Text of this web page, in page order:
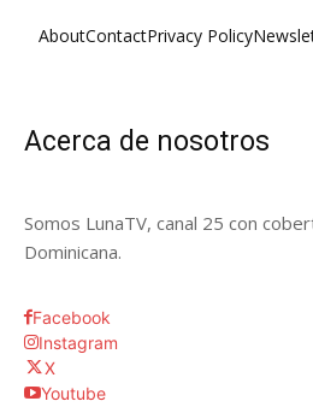
AboutContactPrivacy Policy
Acerca de nosotros
Somos LunaTV, canal 25 con
Dominicana.
Facebook
Instagram
X
Youtube